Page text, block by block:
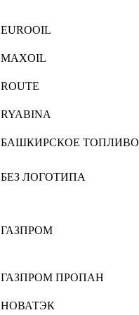
EUROOIL
MAXOIL
ROUTE
RYABINA
БАШКИРСКОЕ ТОПЛИВО
БЕЗ ЛОГОТИПА
ГАЗПРОМ
ГАЗПРОМ ПРОПАН
НОВАТЭК